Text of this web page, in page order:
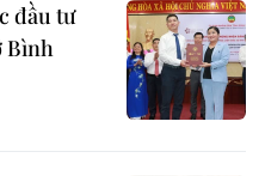
đầu tư
Bình